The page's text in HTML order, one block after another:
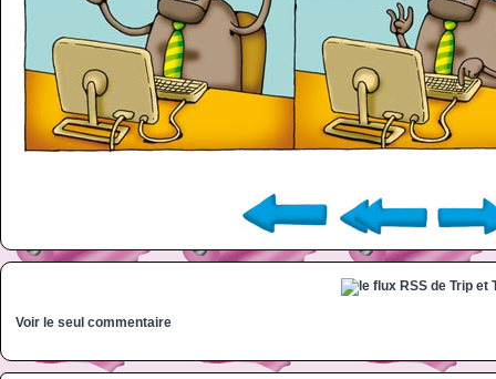
Voir le seul commentaire